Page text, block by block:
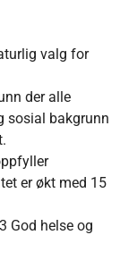
valg for
der alle
sosial bakgrunn
er økt med 15
God helse og